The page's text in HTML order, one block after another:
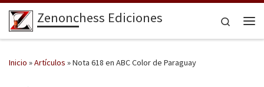
Saltar al contenido
Zenonchess Ediciones
Search
Inicio »Artículos »Nota 618 en ABC Color de Paraguay